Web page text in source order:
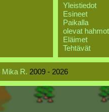
Yleistiedot
Esineet
Paikalla
olevat hahmot
Eläimet
Tehtävät
Mika R. 2009 - 2026